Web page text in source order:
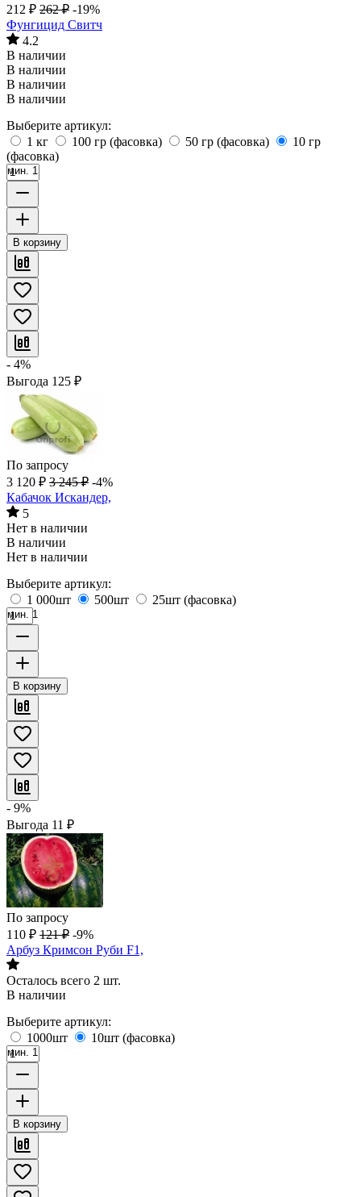
212 ₽ 262 ₽ -19%
Фунгицид Свитч
4.2
В наличии
В наличии
В наличии
В наличии
Выберите артикул:
1 кг
100 гр (фасовка) 50 гр (фасовка)
10 гр
(фасовка)
мин. 1
В корзину
- 4%
Выгода 125 ₽
По запросу
3 120 ₽ 3 245 ₽ -4%
Кабачок Искандер,
5
Нет в наличии
В наличии
Нет в наличии
Выберите артикул:
1 000шт
500шт 25шт (фасовка)
мин. 1
В корзину
- 9%
Выгода 11 ₽
По запросу
110 ₽ 121 ₽ -9%
Арбуз Кримсон Руби F1,
Осталось всего 2 шт.
В наличии
Выберите артикул:
1000шт
10шт (фасовка)
мин. 1
В корзину